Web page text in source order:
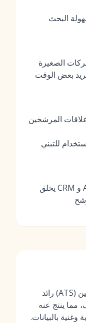
البحث
الصغيرة
بعض الوقت
المرشحين
للتبني
مزيجها السلس من وظائف ATS و CRM يخلق
Greenhouse هو نظام تتبع متقدمين (ATS) رائد
مما ينتج عنه
بالبيانات.